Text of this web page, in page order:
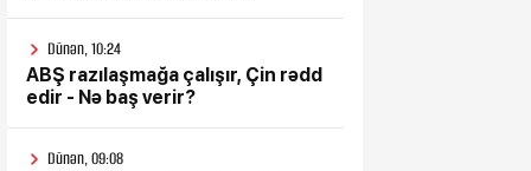
Dünən, 10:24
ABŞ razılaşmağa çalışır, Çin rədd
edir - Nə baş verir?
Dünən, 09:08